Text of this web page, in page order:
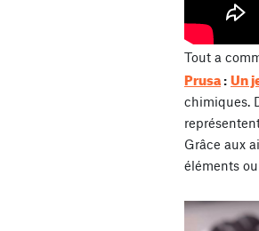
Tout a
Prusa: Un
chimiques.
Grâce aux
éléments